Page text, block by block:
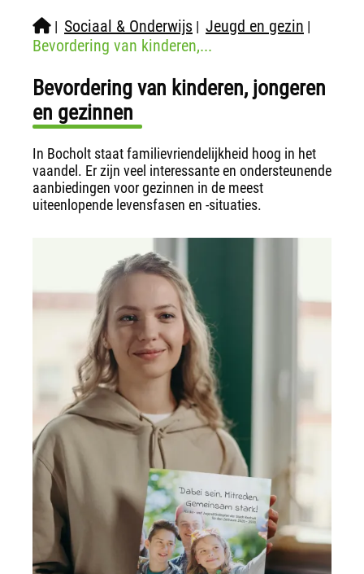
| Sociaal & Onderwijs | Jeugd en gezin |
Bevordering van kinderen,...
Bevordering van kinderen, jongeren
en gezinnen
In Bocholt staat familievriendelijkheid hoog in het
vaandel. Er zijn veel interessante en ondersteunende
aanbiedingen voor gezinnen in de meest
uiteenlopende levensfasen en -situaties.